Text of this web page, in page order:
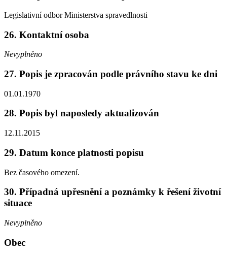
Legislativní odbor Ministerstva spravedlnosti
26. Kontaktní osoba
Nevyplněno
27. Popis je zpracován podle právního stavu ke dni
01.01.1970
28. Popis byl naposledy aktualizován
12.11.2015
29. Datum konce platnosti popisu
Bez časového omezení.
30. Případná upřesnění a poznámky k řešení životní
situace
Nevyplněno
Obec